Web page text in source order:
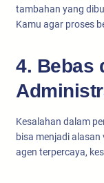
tambahan yang
Kamu agar proses
4. Bebas
Kesalahan dalam
bisa menjadi
agen terpercaya,